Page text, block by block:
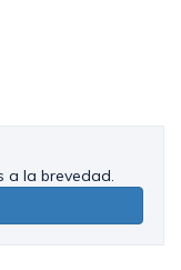
a la brevedad.